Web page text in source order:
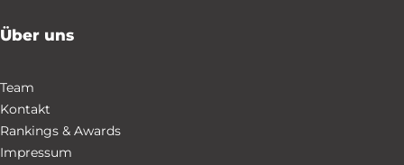
Über uns
Team
Kontakt
Rankings & Awards
Impressum